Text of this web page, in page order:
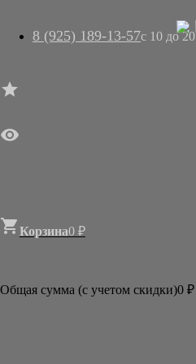

БУМАГА
8 (925) 189-13-57с 10 до 20


Корзина0 ₽
Общая сумма (с учетом скидки)0 ₽